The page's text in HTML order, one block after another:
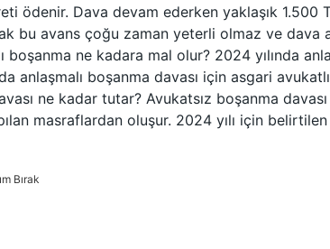
ödenir. Dava devam ederken yaklaşık 1.500
bu avans çoğu zaman yeterli olmaz ve dava
boşanma ne kadara mal olur? 2024 yılında
anlaşmalı boşanma davası için asgari
ne kadar tutar? Avukatsız boşanma
masraflardan oluşur. 2024 yılı için
Bırak